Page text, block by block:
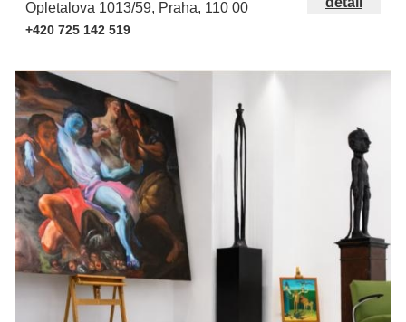
Opletalova 1013/59, Praha, 110 00
+420 725 142 519